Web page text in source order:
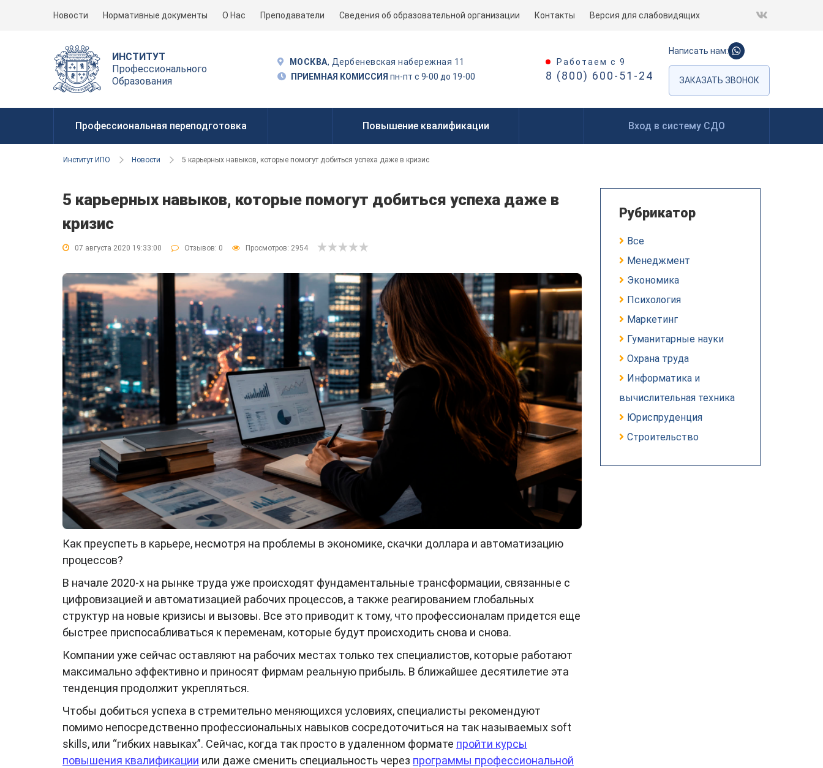
Новости Нормативные документы О Нас Преподаватели Сведения об образовательной организации Контакты Версия для слабовидящих
ИНСТИТУТ
Профессионального
Образования
МОСКВА, Дербеневская набережная 11
ПРИЕМНАЯ КОМИССИЯ пн-пт с 9-00 до 19-00
Работаем с 9
8 (800) 600-51-24
Написать нам:
ЗАКАЗАТЬ ЗВОНОК
Профессиональная переподготовка Повышение квалификации Вход в систему СДО
Институт ИПО Новости 5 карьерных навыков, которые помогут добиться успеха даже в кризис
5 карьерных навыков, которые помогут добиться успеха даже в
кризис
07 августа 2020 19:33:00 Отзывов: 0 Просмотров: 2954
Как преуспеть в карьере, несмотря на проблемы в экономике, скачки доллара и автоматизацию
процессов?
В начале 2020-х на рынке труда уже происходят фундаментальные трансформации, связанные с
цифровизацией и автоматизацией рабочих процессов, а также реагированием глобальных
структур на новые кризисы и вызовы. Все это приводит к тому, что профессионалам придется еще
быстрее приспосабливаться к переменам, которые будут происходить снова и снова.
Компании уже сейчас оставляют на рабочих местах только тех специалистов, которые работают
максимально эффективно и приносят фирмам реальную прибыль. В ближайшее десятилетие эта
тенденция продолжит укрепляться.
Чтобы добиться успеха в стремительно меняющихся условиях, специалисты рекомендуют
помимо непосредственно профессиональных навыков сосредоточиться на так называемых soft
skills, или “гибких навыках”. Сейчас, когда так просто в удаленном формате пройти курсы
повышения квалификации или даже сменить специальность через программы профессиональной
Рубрикатор
Все
Менеджмент
Экономика
Психология
Маркетинг
Гуманитарные науки
Охрана труда
Информатика и
вычислительная техника
Юриспруденция
Строительство